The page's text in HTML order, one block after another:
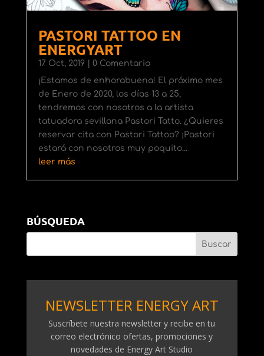
PASTORI TATTOO EN
ENERGYART
17 Oct, 2019 | 0 Comentario
¡Estamos de enhorabuena! El próximo mes
de Enero de 2020, los días 13 a 25,
tendremos con nosotros a la artista
tatuadora sevillana Pastori Tatto. ¿Quieres
reservar cita con Pastori Tattoo? ¡Pastori
estará con nosotros muy poquito...
leer más
BÚSQUEDA
NEWSLETTER ENERGY ART
​Suscríbete nuestra newsletter y recibe en tu
correo electrónico ​ofertas, promociones y
novedades de Energy Art Studio